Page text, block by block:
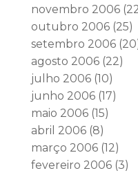
novembro 2006
outubro 2006(25)
setembro 2006
agosto 2006(22)
julho 2006(10)
junho 2006(17)
maio 2006(15)
abril 2006(8)
março 2006(12)
fevereiro 2006(3)